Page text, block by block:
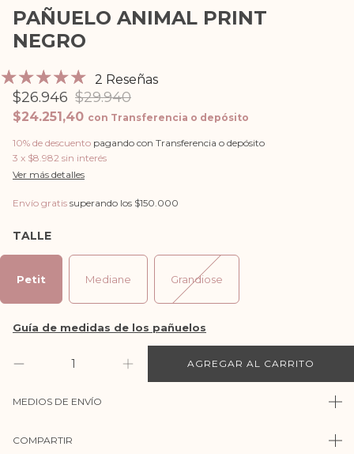
PAÑUELO ANIMAL PRINT
NEGRO
2 Reseñas
$26.946 $29.940
$24.251,40 con Transferencia o depósito
10% de descuento pagando con Transferencia o depósito
3 x $8.982 sin interés
Ver más detalles
Envío gratis superando los $150.000
TALLE
Petit Mediane Grandiose
MEDIOS DE ENVÍO
COMPARTIR